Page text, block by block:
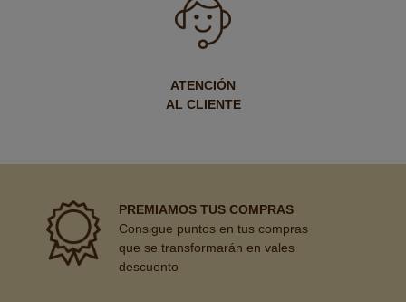
ATENCIÓN
AL CLIENTE
PREMIAMOS TUS COMPRAS
Consigue puntos en tus compras
que se transformarán en vales
descuento